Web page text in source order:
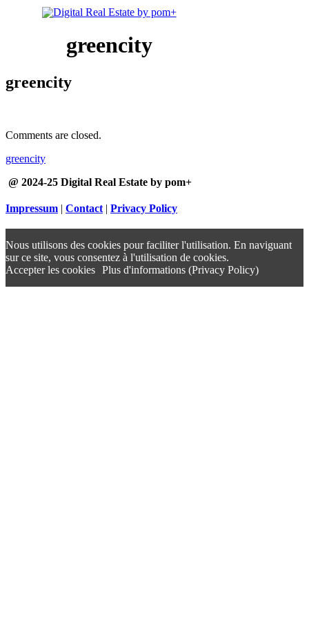
greencity
greencity
Comments are closed.
greencity
@ 2024-25 Digital Real Estate by pom+
Impressum | Contact | Privacy Policy
Nous utilisons des cookies pour faciliter l'utilisation. En naviguant
sur ce site, vous consentez à l'utilisation de cookies.
Accepter les cookies Plus d'informations (Privacy Policy)